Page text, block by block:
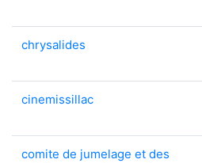
chrysalides
cinemissillac
comite de jumelage et des